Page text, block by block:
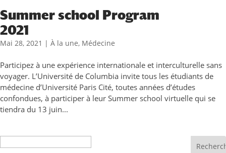
Summer school Program
2021
Mai 28, 2021 | À la une, Médecine
Participez à une expérience internationale et interculturelle sans
voyager. L’Université de Columbia invite tous les étudiants de
médecine d’Université Paris Cité, toutes années d’études
confondues, à participer à leur Summer school virtuelle qui se
tiendra du 13 juin...